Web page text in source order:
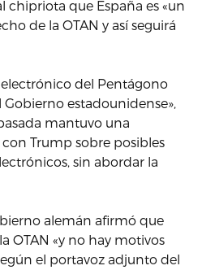
que España es «un
de la OTAN y así seguirá
del Pentágono
estadounidense»,
mantuvo una
Trump sobre posibles
sin abordar la
alemán afirmó que
OTAN «y no hay motivos
el portavoz adjunto del